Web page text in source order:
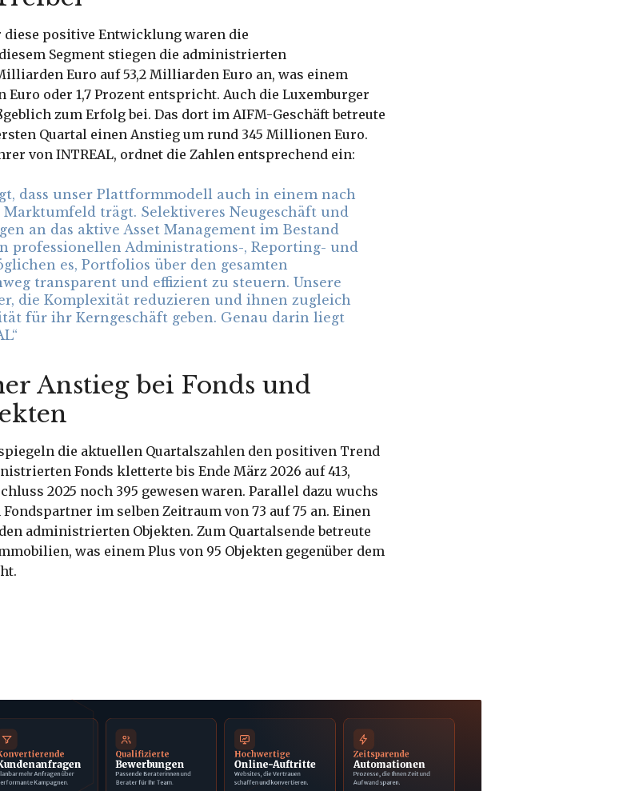
positive Entwicklung waren die
Segment stiegen die administrierten
Euro auf 53,2 Milliarden Euro an, was einem
oder 1,7 Prozent entspricht. Auch die Luxemburger
zum Erfolg bei. Das dort im AIFM-Geschäft betreute
Quartal einen Anstieg um rund 345 Millionen Euro.
von INTREAL, ordnet die Zahlen entsprechend ein:
dass unser Plattformmodell auch in einem nach
trägt. Selektiveres Neugeschäft und
an das aktive Asset Management im Bestand
professionellen Administrations-, Reporting- und
es, Portfolios über den gesamten
transparent und effizient zu steuern. Unsere
die Komplexität reduzieren und ihnen zugleich
für ihr Kerngeschäft geben. Genau darin liegt
Anstieg bei Fonds und
die aktuellen Quartalszahlen den positiven Trend
Fonds kletterte bis Ende März 2026 auf 413,
2025 noch 395 gewesen waren. Parallel dazu wuchs
im selben Zeitraum von 73 auf 75 an. Einen
administrierten Objekten. Zum Quartalsende betreute
was einem Plus von 95 Objekten gegenüber dem
mehr Anfragen über
Kampagnen.
Qualifizierte
Bewerbungen
Passende Beraterinnen und
Berater für Ihr Team.
Hochwertige
Online-Auftritte
Websites, die Vertrauen
schaffen und konvertieren.
Zeitsparende
Automationen
Prozesse, die Ihnen Zeit und
Aufwand sparen.